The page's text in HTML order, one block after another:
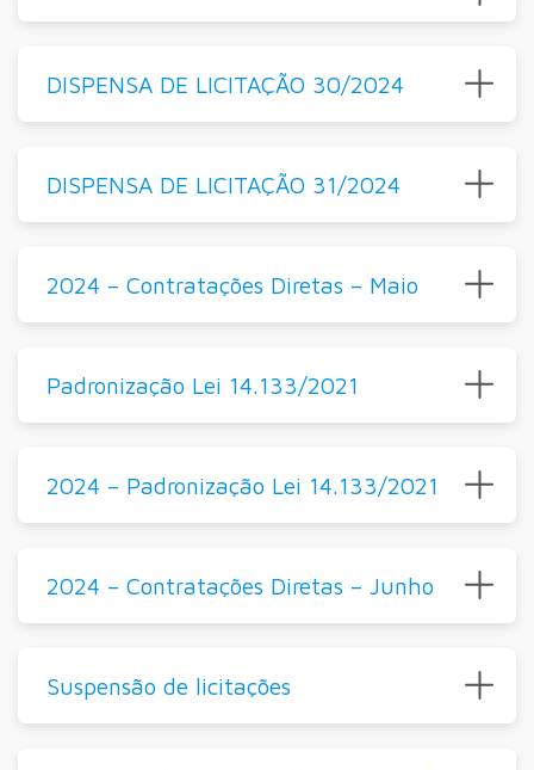
DISPENSA DE LICITAÇÃO 30/2024
DISPENSA DE LICITAÇÃO 31/2024
2024 – Contratações Diretas – Maio
Padronização Lei 14.133/2021
2024 – Padronização Lei 14.133/2021
2024 – Contratações Diretas – Junho
Suspensão de licitações